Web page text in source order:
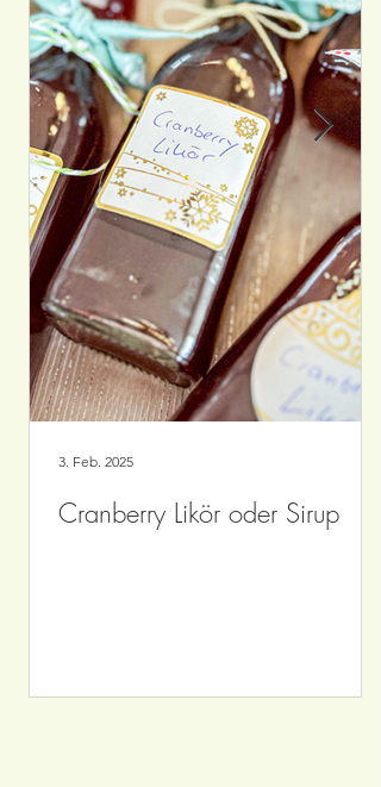
Cranberry Likör oder Sirup
3. Feb. 2025